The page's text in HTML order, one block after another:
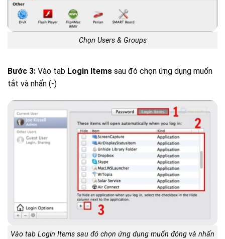
Chọn Users & Groups
Bước 3: Vào tab Login Items sau đó chọn ứng dụng muốn
tắt và nhấn (-)
Vào tab Login Items sau đó chọn ứng dụng muốn đóng và nhấn